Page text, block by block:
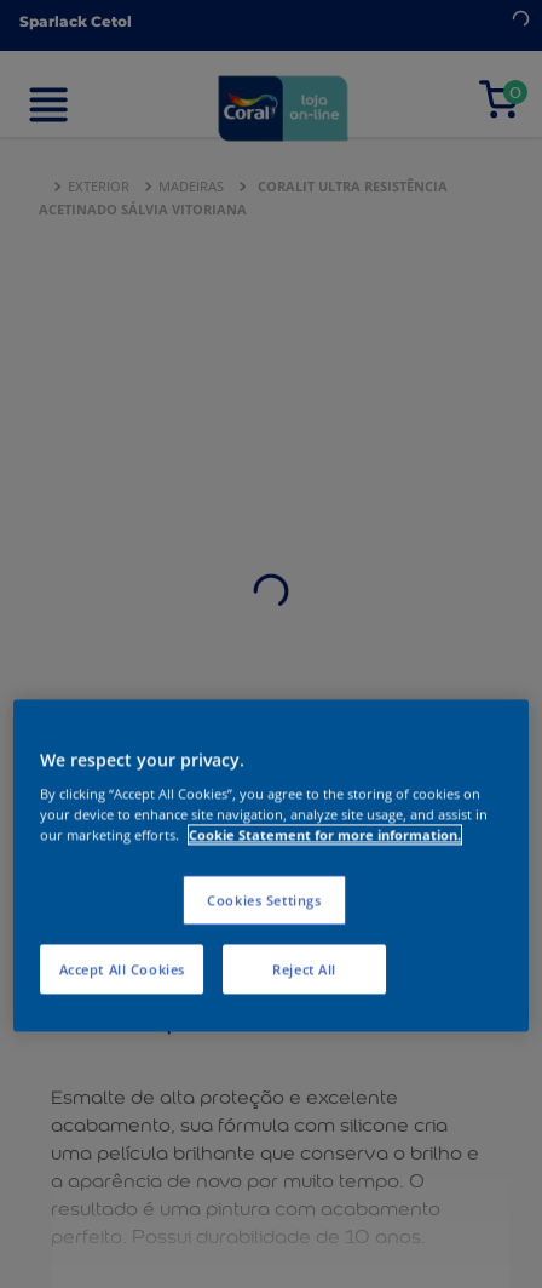
Sparlack Cetol
0
Sparlack Cetol
0
EXTERIOR MADEIRAS
CORALIT ULTRA RESISTÊNCIA
ACETINADO SÁLVIA VITORIANA
Esmalte de alta proteção e excelente
acabamento, sua fórmula com silicone cria
uma película brilhante que conserva o brilho e
a aparência de novo por muito tempo. O
resultado é uma pintura com acabamento
perfeito. Possui durabilidade de 10 anos.
We respect your privacy.
By clicking “Accept All Cookies”, you agree to the storing of cookies on
your device to enhance site navigation, analyze site usage, and assist in
our marketing efforts.
Cookie Statement for more information.
Cookies Settings
Reject All
Accept All Cookies